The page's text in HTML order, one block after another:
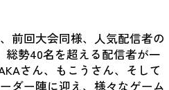
前回大会同様、人気配信者の
勢40名を超える配信者が一
さん、もこうさん、そして
ダー陣に迎え、様々なゲーム